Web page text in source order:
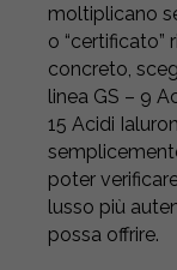
moltiplicano
o “certificato”
concreto,
linea GS – 9
15 Acidi
poter
lusso più
possa offrire.